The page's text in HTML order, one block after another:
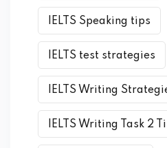
IELTS Speaking tips
IELTS test strategies
IELTS Writing
IELTS Writing Task 2